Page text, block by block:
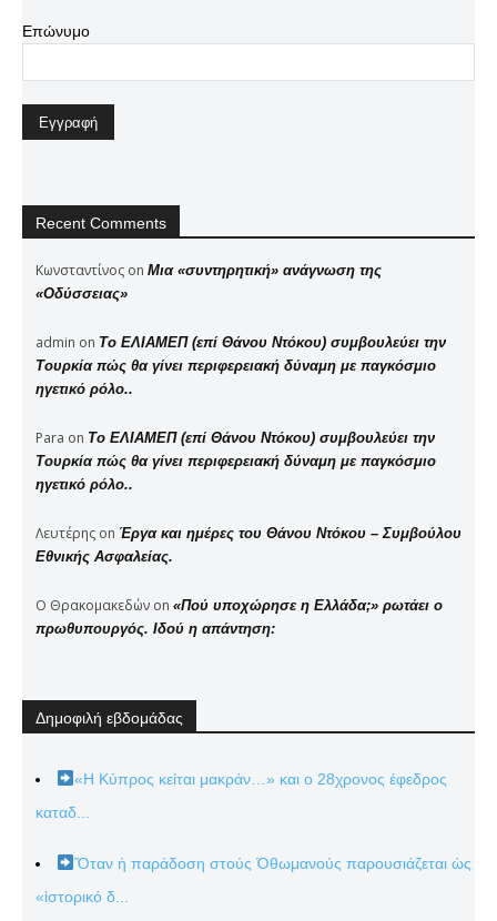
Επώνυμο
Recent Comments
Κωνσταντίνος on Μια «συντηρητική» ανάγνωση της
«Οδύσσειας»
admin on Το ΕΛΙΑΜΕΠ (επί Θάνου Ντόκου) συμβουλεύει την
Τουρκία πώς θα γίνει περιφερειακή δύναμη με παγκόσμιο
ηγετικό ρόλο..
Para on Το ΕΛΙΑΜΕΠ (επί Θάνου Ντόκου) συμβουλεύει την
Τουρκία πώς θα γίνει περιφερειακή δύναμη με παγκόσμιο
ηγετικό ρόλο..
Λευτέρης on Έργα και ημέρες του Θάνου Ντόκου – Συμβούλου
Εθνικής Ασφαλείας.
Ο Θρακομακεδών on «Πού υποχώρησε η Ελλάδα;» ρωτάει ο
πρωθυπουργός. Ιδού η απάντηση:
Δημοφιλή εβδομάδας
«Η Κύπρος κείται μακράν…» και ο 28χρονος έφεδρος
καταδ...
Ὅταν ἡ παράδοση στούς Ὀθωμανούς παρουσιάζεται ὡς
«ἱστορικό δ...